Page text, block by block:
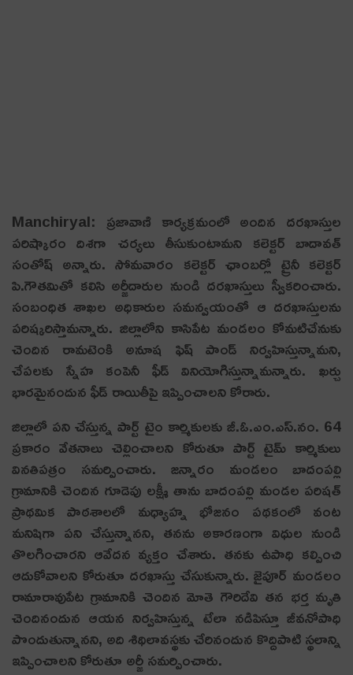
Manchiryal: ప్రజావాణి కార్యక్రమంలో అందిన దరఖాస్తుల
పరిష్కారం దిశగా చ‌ర్య‌లు తీసుకుంటామ‌ని క‌లెక్ట‌ర్ బాదావ‌త్
సంతోష్ అన్నారు. సోమవారం కలెక్టర్ ఛాంబర్లో ట్రైనీ కలెక్టర్
పి.గౌతమితో కలిసి అర్జీదారుల నుండి దరఖాస్తులు స్వీకరించారు.
సంబంధిత శాఖల అధికారుల సమన్వయంతో ఆ ద‌ర‌ఖాస్తుల‌ను
ప‌రిష్క‌రిస్తామ‌న్నారు. జిల్లాలోని కాసిపేట మండలం కోమటిచేనుకు
చెందిన రామటెంకి అనూష ఫిష్ పాండ్ నిర్వహిస్తున్నామ‌ని,
చేపలకు స్నేహ కంపెనీ ఫీడ్ వినియోగిస్తున్నామ‌న్నారు. ఖర్చు
భారమైనందున ఫీడ్‌ రాయితీపై ఇప్పించాలని కోరారు.
జిల్లాలో పని చేస్తున్న పార్ట్ టైం కార్మికులకు జీ.ఓ.ఎం.ఎస్.నం. 64
ప్రకారం వేతనాలు చెల్లించాలని కోరుతూ పార్ట్ టైమ్ కార్మికులు
విన‌తిప‌త్రం సమర్పించారు. జన్నారం మండలం బాదంపల్లి
గ్రామానికి చెందిన గూడెపు లక్ష్మీ తాను బాదంపల్లి మండల పరిషత్
ప్రాథమిక పాఠశాలలో మధ్యాహ్న భోజనం పథకంలో వంట
మనిషిగా పని చేస్తున్నానని, తనను అకారణంగా విధుల నుండి
తొలగించారని ఆవేద‌న వ్య‌క్తం చేశారు. తనకు ఉపాధి కల్పించి
ఆదుకోవాలని కోరుతూ దరఖాస్తు చేసుకున్నారు. జైపూర్ మండలం
రామారావుపేట గ్రామానికి చెందిన మోతె గౌరిదేవి తన భర్త మృతి
చెందినందున ఆయన నిర్వహిస్తున్న టేలా నడిపిస్తూ జీవనోపాధి
పొందుతున్నానని, అది శిథిలావస్థకు చేరినందున కొద్దిపాటి స్థలాన్ని
ఇప్పించాలని కోరుతూ అర్జీ సమర్పించారు.